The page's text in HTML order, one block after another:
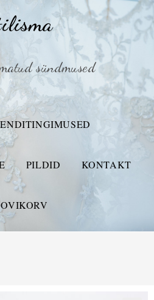
sündmused
PILDID KONTAKT